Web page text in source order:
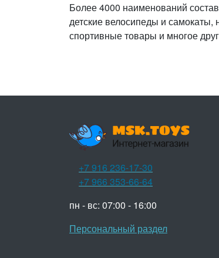
Более 4000 наименований
детские велосипеды и самокаты,
спортивные товары и многое
+7 916 236-17-30
+7 966 353-66-64
пн - вс: 07:00 - 16:00
Персональный раздел